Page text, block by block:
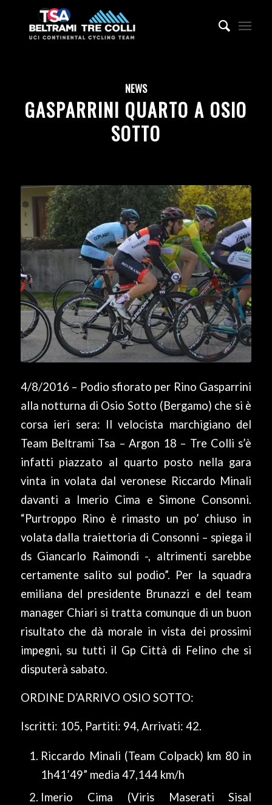
NEWS
GASPARRINI QUARTO A OSIO
SOTTO
4/8/2016 – Podio sfiorato per Rino Gasparrini
alla notturna di Osio Sotto (Bergamo) che si è
corsa ieri sera: Il velocista marchigiano del
Team Beltrami Tsa – Argon 18 – Tre Colli s’è
infatti piazzato al quarto posto nella gara
vinta in volata dal veronese Riccardo Minali
davanti a Imerio Cima e Simone Consonni.
“Purtroppo Rino è rimasto un po’ chiuso in
volata dalla traiettoria di Consonni – spiega il
ds Giancarlo Raimondi -, altrimenti sarebbe
certamente salito sul podio”. Per la squadra
emiliana del presidente Brunazzi e del team
manager Chiari si tratta comunque di un buon
risultato che dà morale in vista dei prossimi
impegni, su tutti il Gp Città di Felino che si
disputerà sabato.
ORDINE D’ARRIVO OSIO SOTTO:
Iscritti: 105, Partiti: 94, Arrivati: 42.
Riccardo Minali (Team Colpack) km 80 in
1h41’49” media 47,144 km/h
Imerio Cima (Viris Maserati Sisal